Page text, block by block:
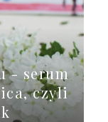
- serum
czyli